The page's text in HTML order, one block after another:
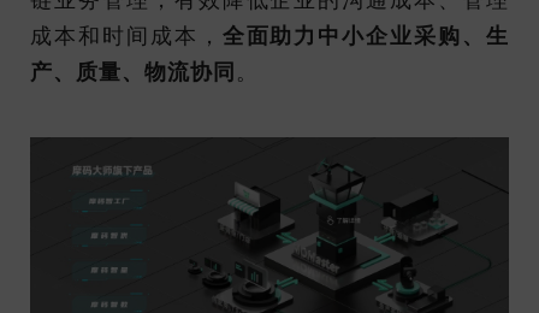
成本和时间成本， 全面助力中小企业采购、生
产、质量、物流协同。